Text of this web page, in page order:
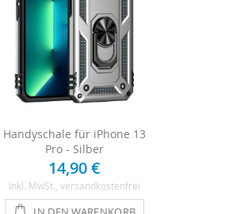
Handyschale für iPhone 13
Pro - Silber
14,90 €
Inkl. MwSt., versandkostenfrei